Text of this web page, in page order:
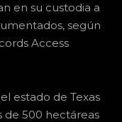
en su custodia a
según
Access
estado de Texas
de 500 hectáreas